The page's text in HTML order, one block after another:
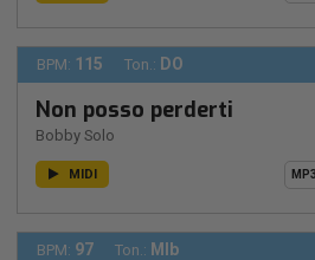
BPM: 115 Ton.: DO
Non posso perderti
Bobby Solo
MIDI MP3
BPM: 97 Ton.: MIb